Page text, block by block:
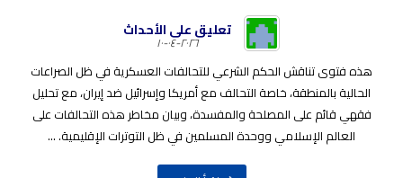
تعليق على الأحداث
٢٠٢٦-٠٤-١٠
هذه فتوى تناقش الحكم الشرعي للتحالفات العسكرية في ظل الصراعات
الحالية بالمنطقة، خاصة التحالف مع أمريكا وإسرائيل ضد إيران، مع تحليل
فقهي قائم على المصلحة والمفسدة، وبيان مخاطر هذه التحالفات على
العالم الإسلامي ووحدة المسلمين في ظل التوترات الإقليمية. ...